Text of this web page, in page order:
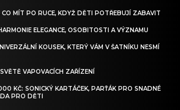
MÍT PO RUCE, KDYŽ DĚTI POTŘEBUJÍ ZABAVIT
ELEGANCE, OSOBITOSTI A VÝZNAMU
KOUSEK, KTERÝ VÁM V ŠATNÍKU NESMÍ
VAPOVACÍCH ZAŘÍZENÍ
KČ: SONICKÝ KARTÁČEK, PARŤÁK PRO SNADNÉ
PRO DĚTI